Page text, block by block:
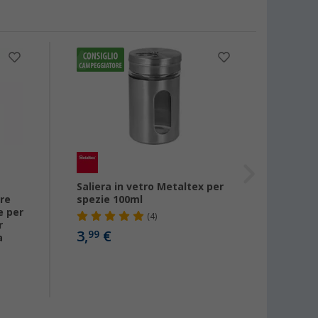
per
Saliera in vetro Metaltex per
spezie 100ml
(4)
3,99€